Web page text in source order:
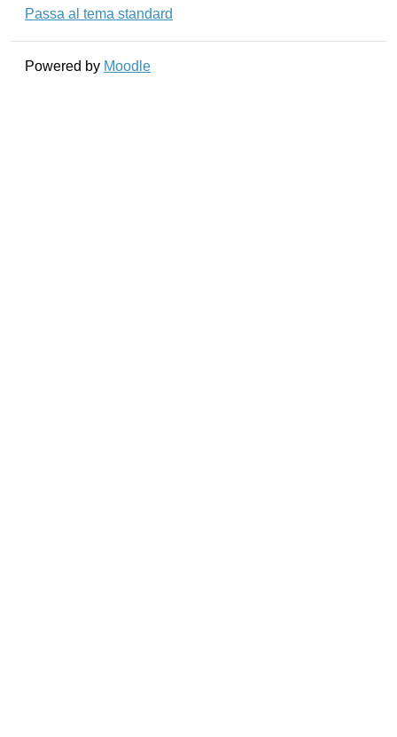
Passa al tema standard
Powered by Moodle